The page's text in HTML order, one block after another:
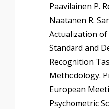
Paavilainen P.
Naatanen R.
Actualization
Standard and
Recognition
Methodology.
European
Psychometric